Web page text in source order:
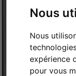
Nous
Nous
expérience
pour vous
Retour